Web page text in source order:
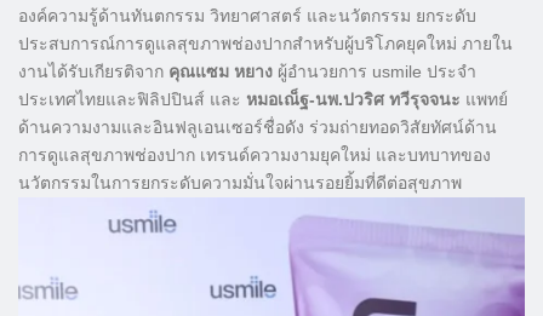
องค์ความรู้ด้านทันตกรรม วิทยาศาสตร์ และนวัตกรรม ยกระดับ
ประสบการณ์การดูแลสุขภาพช่องปากสำหรับผู้บริโภคยุคใหม่ ภายใน
งานได้รับเกียรติจาก คุณแซม หยาง ผู้อำนวยการ usmile ประจำ
ประเทศไทยและฟิลิปปินส์ และ หมอเณ็ฐ-นพ.ปวริศ ทวีรุจจนะ แพทย์
ด้านความงามและอินฟลูเอนเซอร์ชื่อดัง ร่วมถ่ายทอดวิสัยทัศน์ด้าน
การดูแลสุขภาพช่องปาก เทรนด์ความงามยุคใหม่ และบทบาทของ
นวัตกรรมในการยกระดับความมั่นใจผ่านรอยยิ้มที่ดีต่อสุขภาพ